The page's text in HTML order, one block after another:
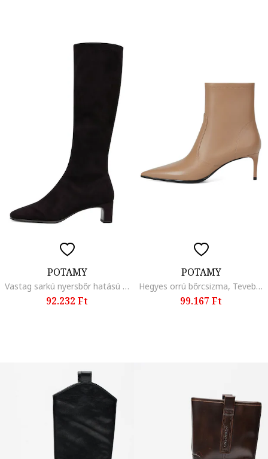
POTAMY
Vastag sarkú nyersbőr hatású csizma, Sötétbarna
92.232 Ft
POTAMY
Hegyes orrú bőrcsizma, Tevebarna
99.167 Ft